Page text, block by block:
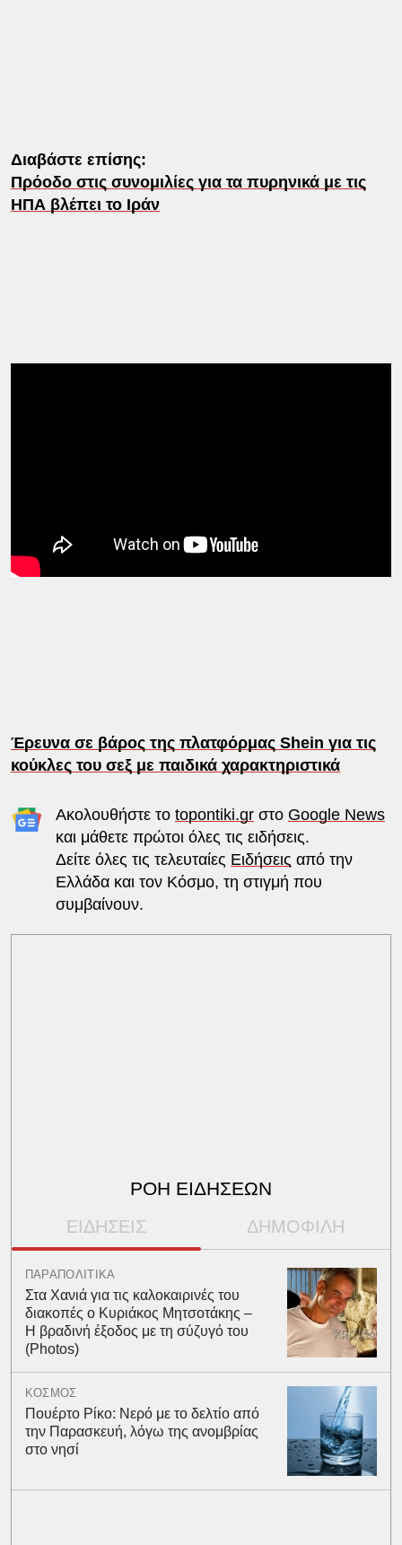
Διαβάστε επίσης:
Πρόοδο στις συνομιλίες για τα πυρηνικά με τις
ΗΠΑ βλέπει το Ιράν
Έρευνα σε βάρος της πλατφόρμας Shein για τις
κούκλες του σεξ με παιδικά χαρακτηριστικά
Ακολουθήστε το topontiki.grστο Google News
και μάθετε πρώτοι όλες τις ειδήσεις.
Δείτε όλες τις τελευταίες Ειδήσεις από την
Ελλάδα και τον Κόσμο, τη στιγμή που
συμβαίνουν.
ΡΟΗ ΕΙΔΗΣΕΩΝ
ΕΙΔΗΣΕΙΣ ΔΗΜΟΦΙΛΗ
ΠΑΡΑΠΟΛΙΤΙΚΑ
Στα Χανιά για τις καλοκαιρινές του
διακοπές ο Κυριάκος Μητσοτάκης –
Η βραδινή έξοδος με τη σύζυγό του
(Photos)
ΚΟΣΜΟΣ
Πουέρτο Ρίκο: Νερό με το δελτίο από
την Παρασκευή, λόγω της ανομβρίας
στο νησί